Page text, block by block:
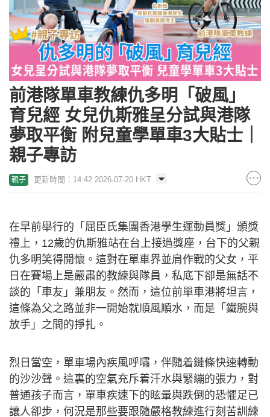
前港隊單車教練仇多明「破風」
育兒經 女兒仇斯雅呈分試與港隊
夢取平衡 附兒童學單車3大貼士｜
親子專訪
親子 更新時間：14:42 2026-07-20 HKT
在早前舉行的「屈臣氏集團香港學生運動員獎」頒獎
禮上，12歲的仇斯雅站在台上接過獎座，台下的父親
仇多明笑得開懷。這對在單車界並肩作戰的父女，平
日在賽場上是嚴肅的教練與隊員，私底下卻是無話不
談的「車友」兼朋友。然而，這位前單車港將坦言，
這條為父之路並非一開始就順風順水，而是「鐵腕與
放手」之間的掙扎。
烈日當空，單車場內疾風呼嘯，伴隨着鏈條快速轉動
的沙沙聲。這裏的空氣充斥着汗水與緊繃的張力，對
普通孩子而言，單車疾速下的眩暈與跌倒的恐懼足已
讓人卻步，何況是那些要跟隨嚴格教練進行刻苦訓練